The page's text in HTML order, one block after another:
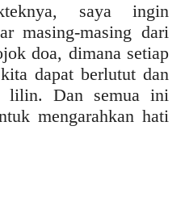
saya ingin
masing-masing dari
doa, dimana setiap
dapat berlutut dan
lilin. Dan semua ini
mengarahkan hati